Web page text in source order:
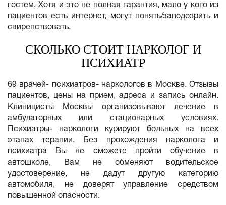
гостем. Хотя и это не полная гарантия, мало у кого из
пациентов есть интернет, могут понять/заподозрить и
свирепствовать.
СКОЛЬКО СТОИТ НАРКОЛОГ И
ПСИХИАТР
69 врачей- психиатров- наркологов в Москве. Отзывы
пациентов, цены на прием, адреса и запись онлайн.
Клиницисты Москвы организовывают лечение в
амбулаторных или стационарных условиях.
Психиатры- наркологи курируют больных на всех
этапах терапии. Без прохождения нарколога и
психиатра Вы не сможете пройти обучение в
автошколе, Вам не обменяют водительское
удостоверение, не дадут другую категорию
автомобиля, не доверят управление средством
повышенной опасности.